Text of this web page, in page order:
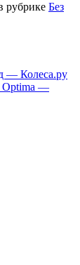
рубрике Без
— Колеса.ру
Optima —